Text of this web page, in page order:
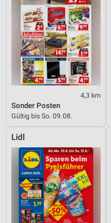
4,3 km
Sonder Posten
Gültig bis So. 09.08.
Lidl